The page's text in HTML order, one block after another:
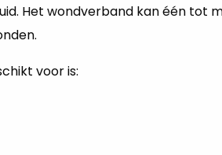
Het wondverband kan één tot
voor is: